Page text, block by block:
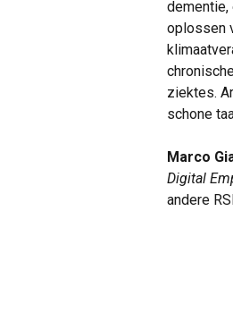
oplossen
ziektes.
schone
Marco
Digital
andere